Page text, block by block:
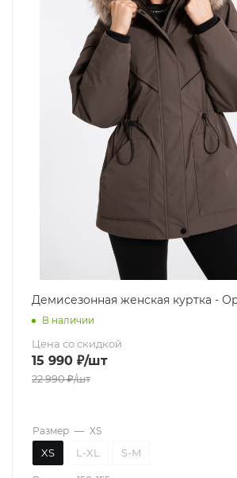
Демисезонная женская куртка -
В наличии
Цена со скидкой
15 990 ₽/шт
22 990₽/шт
Размер — XS
XS L-XL S-M